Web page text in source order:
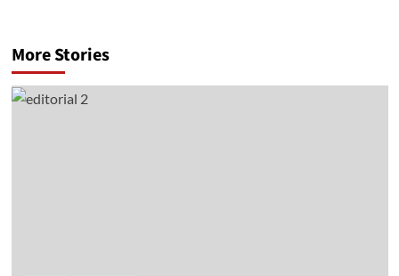
More Stories